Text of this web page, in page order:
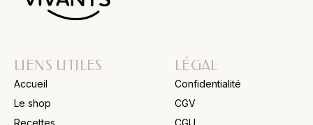
LIENS UTILES
Accueil
Le shop
Recettes
LÉGAL
Confidentialité
CGV
CGU